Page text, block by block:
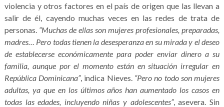
violencia y otros factores en el país de origen que las llevan a
salir de él, cayendo muchas veces en las redes de trata de
personas. “Muchas de ellas son mujeres profesionales, preparadas,
madres… Pero todas tienen la desesperanza en su mirada y el deseo
de establecerse económicamente para poder enviar dinero a su
familia, aunque por el momento están en situación irregular en
República Dominicana”, indica Nieves. “Pero no todo son mujeres
adultas, ya que en los últimos años han aumentado los casos en
todas las edades, incluyendo niñas y adolescentes”, asevera. Sin